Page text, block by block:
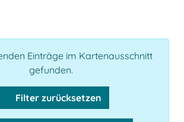
Einträge im Kartenausschnitt
gefunden.
Filter zurücksetzen